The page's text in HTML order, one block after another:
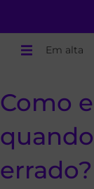
Em alta
Como
errado?